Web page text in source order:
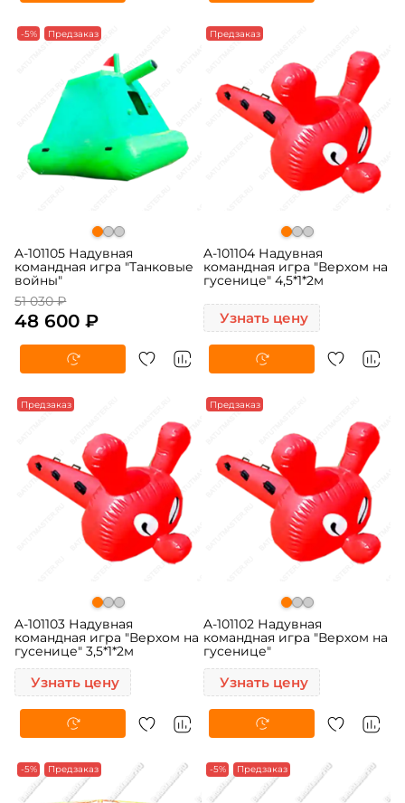
-5% Предзаказ
A-101105 Надувная
командная игра "Танковые
войны"
51 030 ₽
48 600 ₽
Предзаказ
A-101104 Надувная
командная игра "Верхом на
гусенице" 4,5*1*2м
Узнать цену
Предзаказ
A-101103 Надувная
командная игра "Верхом на
гусенице" 3,5*1*2м
Узнать цену
Предзаказ
A-101102 Надувная
командная игра "Верхом на
гусенице"
Узнать цену
-5% Предзаказ -5% Предзаказ